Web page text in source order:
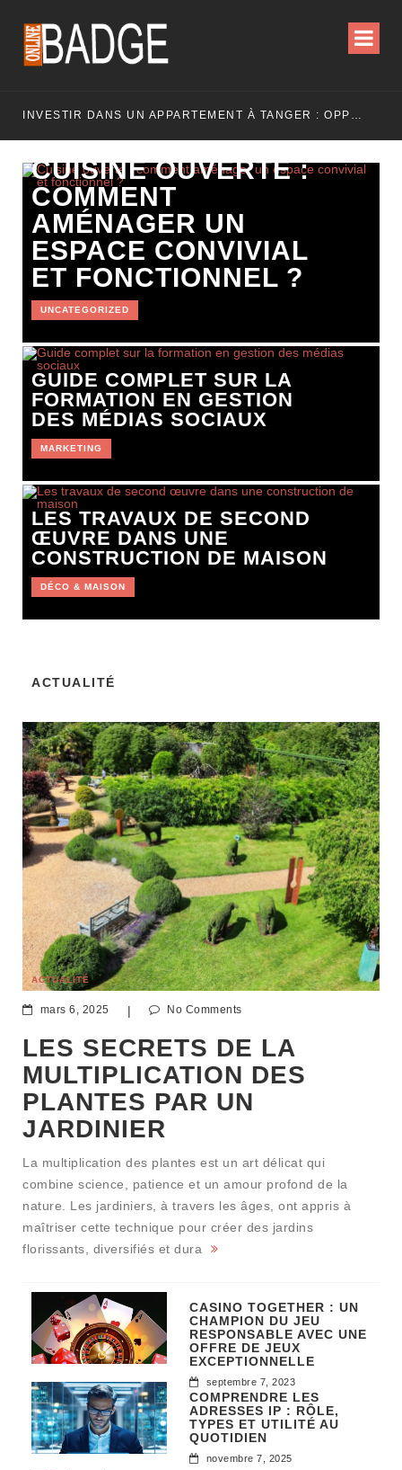
INVESTIR DANS UN APPARTEMENT À TANGER : OPPORTUNITÉS ET POINTS ESSENTIELS À CONNAÎTRE
CUISINE OUVERTE :
COMMENT
AMÉNAGER UN
ESPACE CONVIVIAL
ET FONCTIONNEL ?
UNCATEGORIZED
GUIDE COMPLET SUR LA
FORMATION EN GESTION
DES MÉDIAS SOCIAUX
MARKETING
LES TRAVAUX DE SECOND
ŒUVRE DANS UNE
CONSTRUCTION DE MAISON
DÉCO & MAISON
ACTUALITÉ
ACTUALITÉ
mars 6, 2025 | No Comments
LES SECRETS DE LA
MULTIPLICATION DES
PLANTES PAR UN
JARDINIER
La multiplication des plantes est un art délicat qui
combine science, patience et un amour profond de la
nature. Les jardiniers, à travers les âges, ont appris à
maîtriser cette technique pour créer des jardins
florissants, diversifiés et dura
CASINO TOGETHER : UN
CHAMPION DU JEU
RESPONSABLE AVEC UNE
OFFRE DE JEUX
EXCEPTIONNELLE
septembre 7, 2023
COMPRENDRE LES
ADRESSES IP : RÔLE,
TYPES ET UTILITÉ AU
QUOTIDIEN
novembre 7, 2025